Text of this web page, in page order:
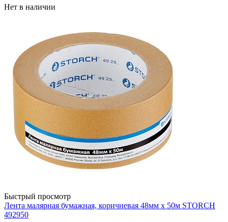
Нет в наличии
Быстрый просмотр
Лента малярная бумажная, коричневая 48мм x 50м STORCH
492950